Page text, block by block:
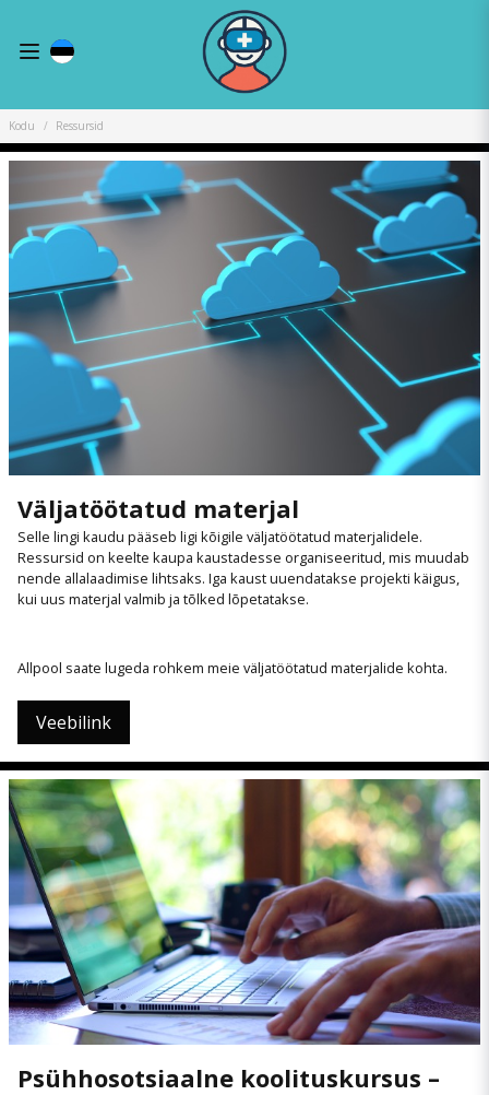
Kodu Ressursid
Väljatöötatud materjal
Selle lingi kaudu pääseb ligi kõigile väljatöötatud materjalidele.
Ressursid on keelte kaupa kaustadesse organiseeritud, mis muudab
nende allalaadimise lihtsaks. Iga kaust uuendatakse projekti käigus,
kui uus materjal valmib ja tõlked lõpetatakse.
Allpool saate lugeda rohkem meie väljatöötatud materjalide kohta.
Veebilink
Psühhosotsiaalne koolituskursus –